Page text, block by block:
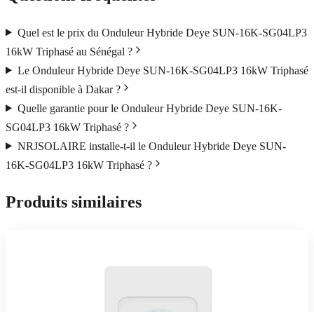
Quel est le prix du Onduleur Hybride Deye SUN-16K-SG04LP3
16kW Triphasé au Sénégal ?
Le Onduleur Hybride Deye SUN-16K-SG04LP3 16kW Triphasé
est-il disponible à Dakar ?
Quelle garantie pour le Onduleur Hybride Deye SUN-16K-
SG04LP3 16kW Triphasé ?
NRJSOLAIRE installe-t-il le Onduleur Hybride Deye SUN-
16K-SG04LP3 16kW Triphasé ?
Produits similaires
Onduleurs & Chargeurs
Onduleur Hybride DEYE 5kW 48V